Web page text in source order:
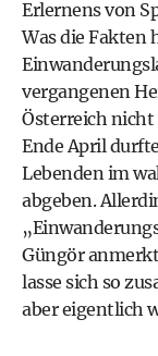
Erlernens von
Was die Fakten
vergangenen
Österreich nicht
Ende April
Lebenden im
abgeben.
Güngör
lasse sich so
aber eigentlich